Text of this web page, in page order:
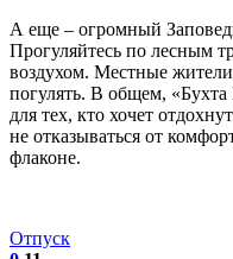
А еще – огромный
Прогуляйтесь по лесным
воздухом. Местные
погулять. В общем,
для тех, кто хочет
не отказываться от
флаконе.
Отпуск